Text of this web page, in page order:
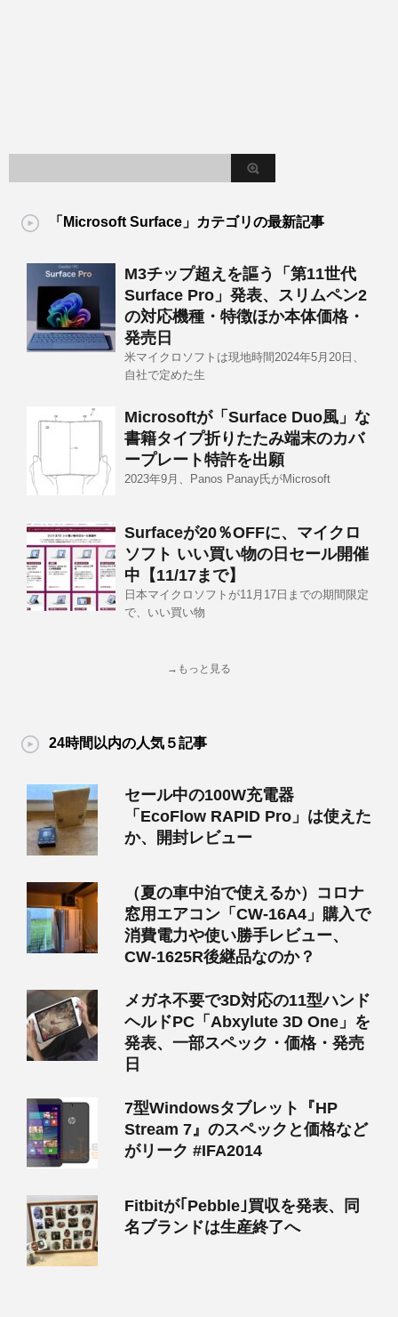
「Microsoft Surface」カテゴリの最新記事
M3チップ超えを謳う「第11世代
Surface Pro」発表、スリムペン2
の対応機種・特徴ほか本体価格・
発売日
米マイクロソフトは現地時間2024年5月20日、
自社で定めた生
Microsoftが「Surface Duo風」な
書籍タイプ折りたたみ端末のカバ
ープレート特許を出願
2023年9月、Panos Panay氏がMicrosoft
Surfaceが20％OFFに、マイクロ
ソフト いい買い物の日セール開催
中【11/17まで】
日本マイクロソフトが11月17日までの期間限定
で、いい買い物
→もっと見る
24時間以内の人気５記事
セール中の100W充電器
「EcoFlow RAPID Pro」は使えた
か、開封レビュー
（夏の車中泊で使えるか）コロナ
窓用エアコン「CW-16A4」購入で
消費電力や使い勝手レビュー、
CW-1625R後継品なのか？
メガネ不要で3D対応の11型ハンド
ヘルドPC「Abxylute 3D One」を
発表、一部スペック・価格・発売
日
7型Windowsタブレット『HP
Stream 7』のスペックと価格など
がリーク #IFA2014
Fitbitが｢Pebble｣買収を発表、同
名ブランドは生産終了へ